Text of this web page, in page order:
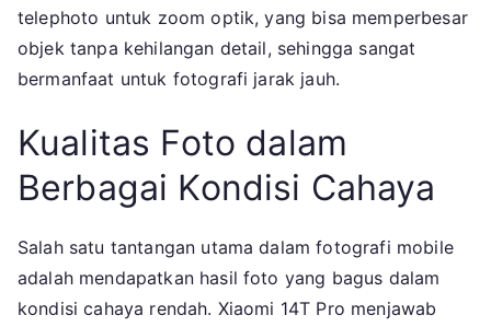
telephoto untuk zoom optik, yang bisa memperbesar
objek tanpa kehilangan detail, sehingga sangat
bermanfaat untuk fotografi jarak jauh.
Kualitas Foto dalam
Berbagai Kondisi Cahaya
Salah satu tantangan utama dalam fotografi mobile
adalah mendapatkan hasil foto yang bagus dalam
kondisi cahaya rendah. Xiaomi 14T Pro menjawab